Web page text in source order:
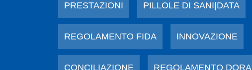
PRESTAZIONI PILLOLE DI SANI|DATA
REGOLAMENTO FIDA INNOVAZIONE
CONCILIAZIONE REGOLAMENTO DORA